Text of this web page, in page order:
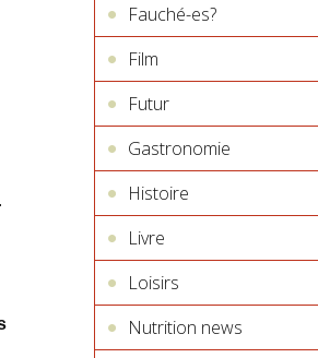
Fauché-es?
Film
Futur
Gastronomie
Histoire
Livre
Loisirs
Nutrition news